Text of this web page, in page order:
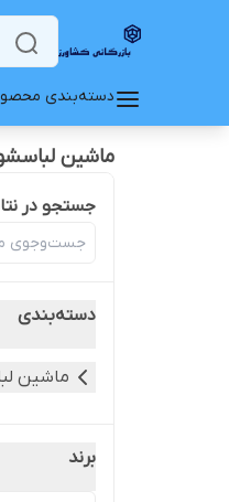
دسته‌بندی
ماشین
جستجو در
دسته‌بندی
ماشین
برند